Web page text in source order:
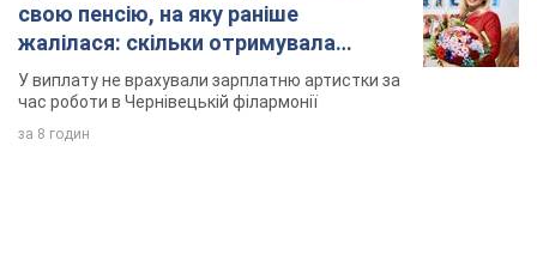
свою пенсію, на яку раніше
жалілася: скільки отримувала
співачка
У виплату не врахували зарплатню артистки за
час роботи в Чернівецькій філармонії
за 8 годин